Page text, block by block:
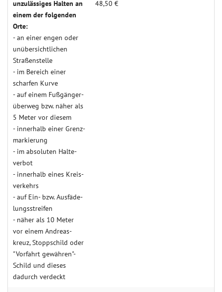
unzulässiges Halten an
einem der folgenden
Orte:
- an einer engen oder
un­über­sicht­lichen
Straßen­stelle
- im Bereich einer
scharfen Kurve
- auf einem Fuß­gänger­
über­weg bzw. näher als
5 Meter vor diesem
- inner­halb einer Grenz­
mar­kie­rung
- im abso­luten Halte­
verbot
- inner­halb eines Kreis­
ver­kehrs
- auf Ein- bzw. Aus­fäde­
lungs­strei­fen
- näher als 10 Meter
vor einem Andreas­
kreuz, Stopp­schild oder
"Vorfahrt gewähren"-
Schild und dieses
dadurch verdeckt
48,50 €